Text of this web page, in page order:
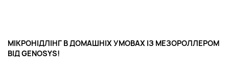
МІКРОНІДЛІНГ В ДОМАШНІХ УМОВАХ ІЗ МЕЗОРОЛЛЕРОМ
ВІД GENOSYS!